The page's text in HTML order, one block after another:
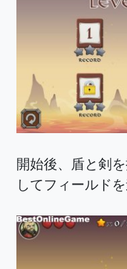
開始後、盾と剣
してフィールド